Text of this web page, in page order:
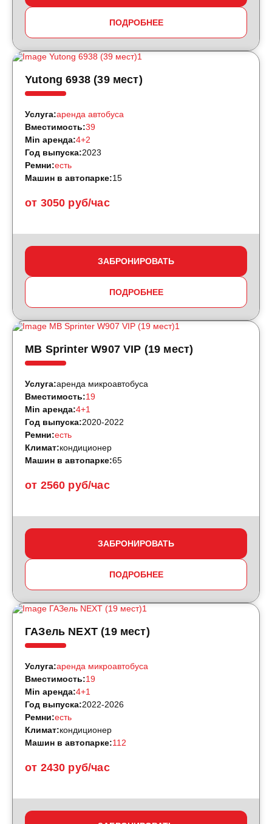
ПОДРОБНЕЕ
Yutong 6938 (39 мест)
от 3050 руб/час
Услуга:аренда автобуса
Вместимость:39
Min аренда:4+2
Год выпуска:2023
Ремни:есть
Машин в автопарке:15
ЗАБРОНИРОВАТЬ
ПОДРОБНЕЕ
MB Sprinter W907 VIP (19 мест)
от 2560 руб/час
Услуга:аренда микроавтобуса
Вместимость:19
Min аренда:4+1
Год выпуска:2020-2022
Ремни:есть
Климат:кондиционер
Машин в автопарке:65
ЗАБРОНИРОВАТЬ
ПОДРОБНЕЕ
ГАЗель NEXT (19 мест)
от 2430 руб/час
Услуга:аренда микроавтобуса
Вместимость:19
Min аренда:4+1
Год выпуска:2022-2026
Ремни:есть
Климат:кондиционер
Машин в автопарке:112